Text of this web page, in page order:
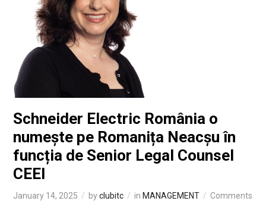
Schneider Electric România o
numește pe Romanița Neacșu în
funcția de Senior Legal Counsel
CEEI
January 14, 2025 byclubitc in MANAGEMENT
Comments